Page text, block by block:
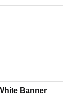
Banner